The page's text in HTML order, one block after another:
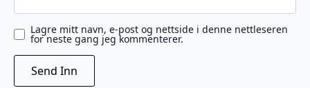
Lagre mitt navn, e-post og nettside i denne nettleseren
for neste gang jeg kommenterer.